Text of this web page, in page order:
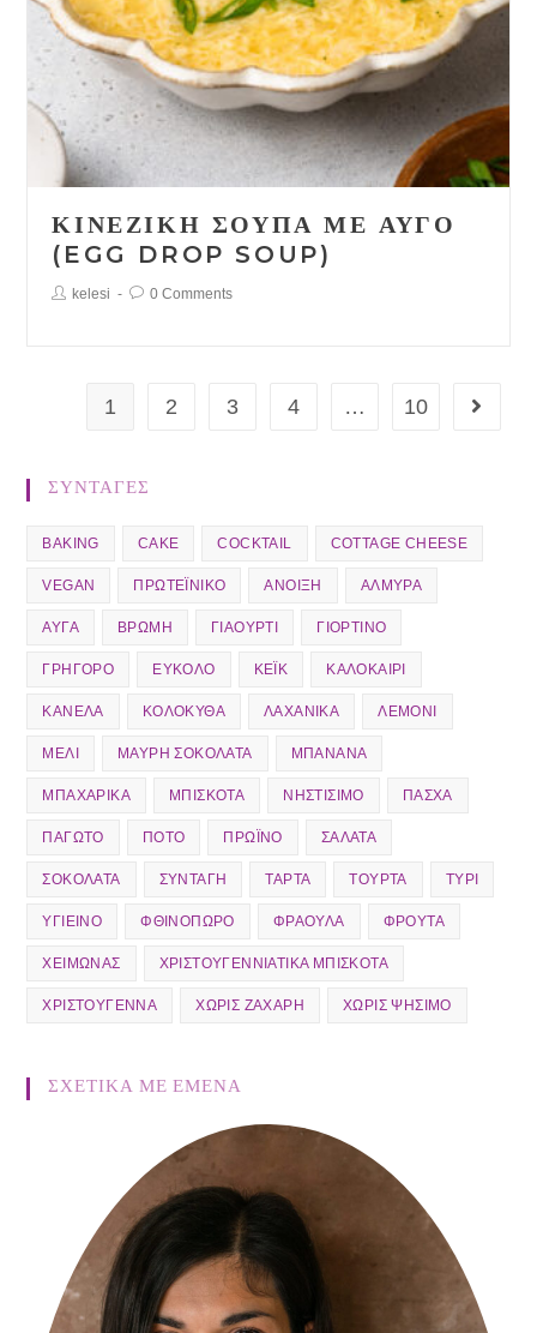
ΚΙΝΈΖΙΚΗ ΣΟΎΠΑ ΜΕ ΑΥΓΌ
(EGG DROP SOUP)
Postkelesi
Post0 Comments
1 2 3 4 … 10 Go to
ΣΥΝΤΑΓΕΣ
BAKING CAKE COCKTAIL COTTAGE CHEESE
VEGAN ΠΡΩΤΕΪΝΙΚΌ ΆΝΟΙΞΗ ΑΛΜΥΡΆ
ΑΥΓΆ ΒΡΏΜΗ ΓΙΑΟΎΡΤΙ ΓΙΟΡΤΙΝΌ
ΓΡΉΓΟΡΟ ΕΎΚΟΛΟ ΚΈΙΚ ΚΑΛΟΚΑΊΡΙ
ΚΑΝΈΛΑ ΚΟΛΟΚΎΘΑ ΛΑΧΑΝΙΚΆ ΛΕΜΌΝΙ
ΜΈΛΙ ΜΑΎΡΗ ΣΟΚΟΛΆΤΑ ΜΠΑΝΆΝΑ
ΜΠΑΧΑΡΙΚΆ ΜΠΙΣΚΌΤΑ ΝΗΣΤΊΣΙΜΟ ΠΆΣΧΑ
ΠΑΓΩΤΌ ΠΟΤΌ ΠΡΩΪΝΌ ΣΑΛΆΤΑ
ΣΟΚΟΛΆΤΑ ΣΥΝΤΑΓΉ ΤΆΡΤΑ ΤΟΎΡΤΑ ΤΥΡΊ
ΥΓΙΕΙΝΌ ΦΘΙΝΌΠΩΡΟ ΦΡΆΟΥΛΑ ΦΡΟΎΤΑ
ΧΕΙΜΏΝΑΣ ΧΡΙΣΤΟΥΓΕΝΝΙΆΤΙΚΑ ΜΠΙΣΚΌΤΑ
ΧΡΙΣΤΟΎΓΕΝΝΑ ΧΩΡΊΣ ΖΆΧΑΡΗ ΧΩΡΊΣ ΨΉΣΙΜΟ
ΣΧΕΤΙΚΆ ΜΕ ΕΜΕΝΑ